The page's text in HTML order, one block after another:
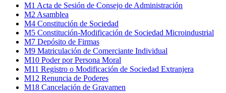
M1 Acta de Sesión de Consejo de Administración
M2 Asamblea
M4 Constitución de Sociedad
M5 Constitución-Modificación de Sociedad Microindustrial
M7 Depósito de Firmas
M9 Matriculación de Comerciante Individual
M10 Poder por Persona Moral
M11 Registro o Modificación de Sociedad Extranjera
M12 Renuncia de Poderes
M18 Cancelación de Gravamen